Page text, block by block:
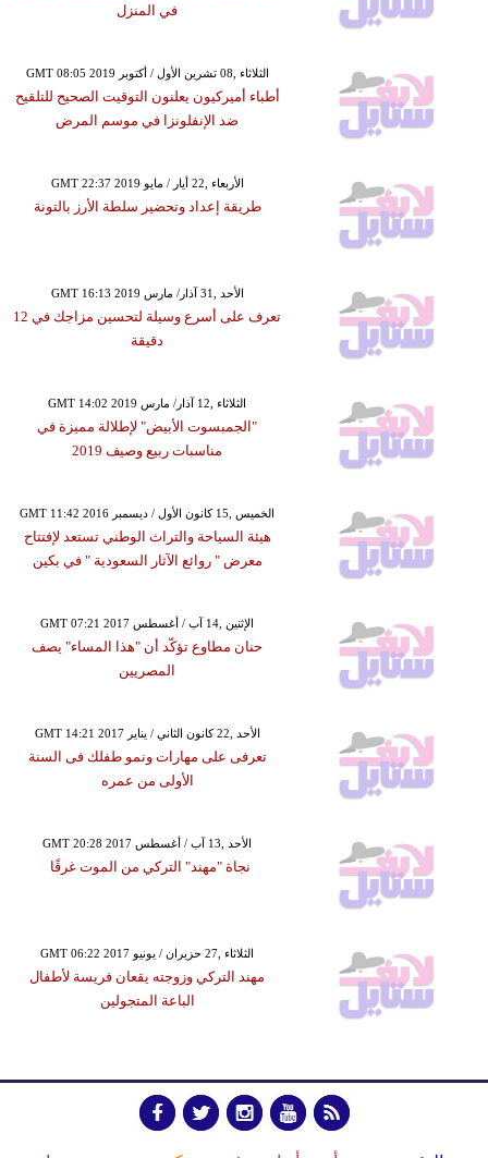
في المنزل
GMT 08:05 2019 الثلاثاء ,08 تشرين الأول / أكتوبر
أطباء أميركيون يعلنون التوقيت الصحيح للتلقيح
ضد الإنفلونزا في موسم المرض
GMT 22:37 2019 الأربعاء ,22 أيار / مايو
طريقة إعداد وتحضير سلطة الأرز بالتونة
GMT 16:13 2019 الأحد ,31 آذار/ مارس
تعرف على أسرع وسيلة لتحسين مزاجك في 12
دقيقة
GMT 14:02 2019 الثلاثاء ,12 آذار/ مارس
"الجمبسوت الأبيض" لإطلالة مميزة في
مناسبات ربيع وصيف 2019
GMT 11:42 2016 الخميس ,15 كانون الأول / ديسمبر
هيئة السياحة والتراث الوطني تستعد لإفتتاح
معرض " روائع الآثار السعودية " في بكين
GMT 07:21 2017 الإثنين ,14 آب / أغسطس
حنان مطاوع تؤكّد أن "هذا المساء" يصف
المصريين
GMT 14:21 2017 الأحد ,22 كانون الثاني / يناير
تعرفى على مهارات ونمو طفلك فى السنة
الأولى من عمره
GMT 20:28 2017 الأحد ,13 آب / أغسطس
نجاة "مهند" التركي من الموت غرقًا
GMT 06:22 2017 الثلاثاء ,27 حزيران / يونيو
مهند التركي وزوجته يقعان فريسة لأطفال
الباعة المتجولين